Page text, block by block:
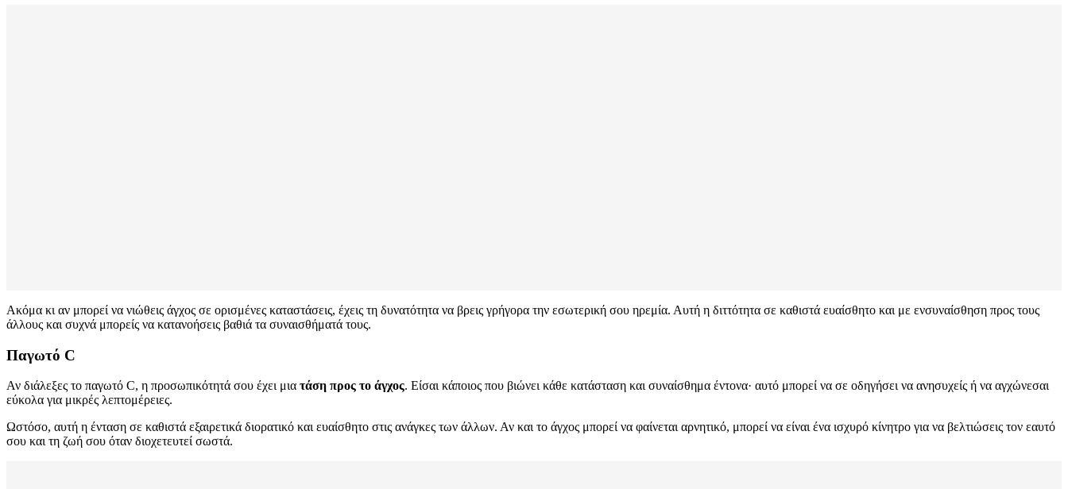
Ακόμα κι αν μπορεί να νιώθεις άγχος σε ορισμένες καταστάσεις, έχεις τη δυνατότητα να βρεις γρήγορα την εσωτερική σου ηρεμία. Αυτή η διττότητα σε καθιστά ευαίσθητο και με ενσυναίσθηση προς τους
άλλους και συχνά μπορείς να κατανοήσεις βαθιά τα συναισθήματά τους.
Παγωτό C
Αν διάλεξες το παγωτό C, η προσωπικότητά σου έχει μια τάση προς το άγχος. Είσαι κάποιος που βιώνει κάθε κατάσταση και συναίσθημα έντονα· αυτό μπορεί να σε οδηγήσει να ανησυχείς ή να αγχώνεσαι
εύκολα για μικρές λεπτομέρειες.
Ωστόσο, αυτή η ένταση σε καθιστά εξαιρετικά διορατικό και ευαίσθητο στις ανάγκες των άλλων. Αν και το άγχος μπορεί να φαίνεται αρνητικό, μπορεί να είναι ένα ισχυρό κίνητρο για να βελτιώσεις τον εαυτό
σου και τη ζωή σου όταν διοχετευτεί σωστά.